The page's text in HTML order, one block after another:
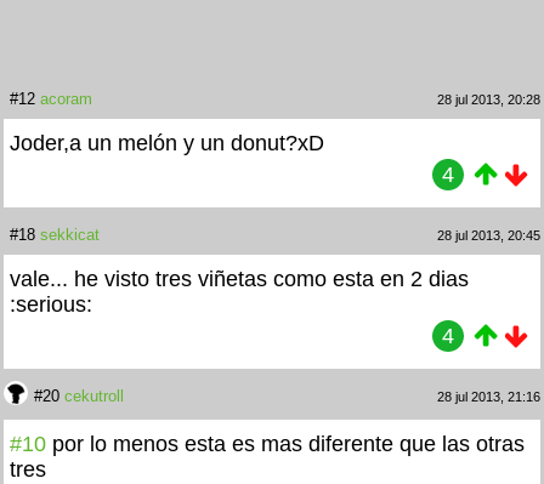
#12 acoram 28 jul 2013, 20:28
Joder,a un melón y un donut?xD
4
#18 sekkicat 28 jul 2013, 20:45
vale... he visto tres viñetas como esta en 2 dias
:serious:
4
#20 cekutroll 28 jul 2013, 21:16
#10 por lo menos esta es mas diferente que las otras
tres